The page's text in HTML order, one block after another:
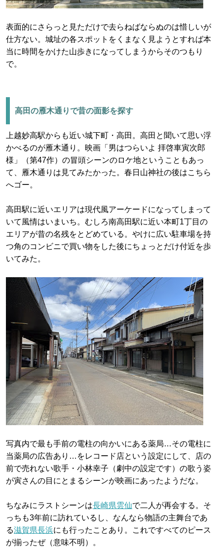
表面的にさらっと見ただけで去らねばならぬのは惜しいが
仕方ない。城址の各スポットをくまなく見ようとすれば本
当に時間をかけた山歩きになってしまうからそのつもり
で。
高田の雁木通りで昔の面影を探す
上越妙高駅からも近い城下町・高田。高田と聞いて思い浮
かべるのが雁木通り。映画「男はつらいよ 拝啓車寅次郎
様」（第47作）の冒頭シーンのロケ地ということもあっ
て、雁木通りは見てみたかった。春日山神社の後はこちら
へゴー。
高田駅に近いエリアは現代風アーケードになってしまって
いて風情はいまいち。むしろ南高田駅に近い本町1丁目の
エリアが昔の名残をとどめている。やけに広い駐車場を持
つ角のコンビニで買い物をした後にちょっとだけ付近を歩
いてみた。
写真内で最も手前の電柱の向かいにある薬局…その電柱に
当薬局の広告あり…をレコード店という設定にして、店の
前で売れない歌手・小林幸子（劇中の設定です）の歌う姿
が寅さんの目にとまるシーンが映画にあったようだな。
ちなみにラストシーンは長崎県雲仙で二人が再会する。そ
っちも3年前に訪れているし、なんなら物語の主舞台であ
る滋賀県長浜にも行ったことあり。これですべてのピース
が揃ったぜ（意味不明）。